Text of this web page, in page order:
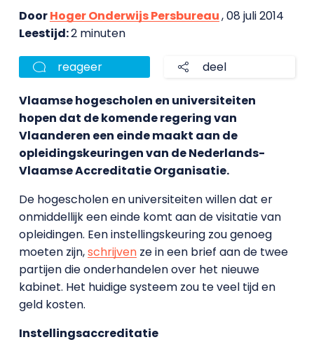
DoorHoger Onderwijs Persbureau, 08 juli 2014
Leestijd:2 minuten
reageer deel
Vlaamse hogescholen en universiteiten
hopen dat de komende regering van
Vlaanderen een einde maakt aan de
opleidingskeuringen van de Nederlands-
Vlaamse Accreditatie Organisatie.
De hogescholen en universiteiten willen dat er
onmiddellijk een einde komt aan de visitatie van
opleidingen. Een instellingskeuring zou genoeg
moeten zijn,schrijvenze in een brief aan de twee
partijen die onderhandelen over het nieuwe
kabinet. Het huidige systeem zou te veel tijd en
geld kosten.
Instellingsaccreditatie